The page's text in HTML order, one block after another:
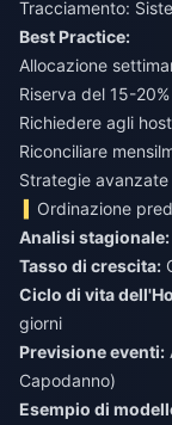
Tracciamento:
Best Practice:
Allocazione
Riserva del 15-
Richiedere agli
Riconciliare
Strategie avanzate
Ordinazione
Analisi stagionale:
Tasso di crescita:
Ciclo di vita
giorni
Previsione eventi:
Capodanno)
Esempio di